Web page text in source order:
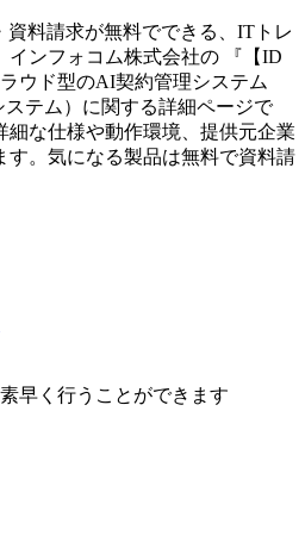
料請求が無料でできる、ITトレ
インフォコム株式会社の 『 【ID
ウド型のAI契約管理システム
ステム ）に関する詳細ページで
細な仕様や動作環境、提供元企業
す。気になる製品は無料で資料請
早く行うことができます